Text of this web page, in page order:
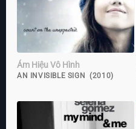
Ám Hiệu Vô Hình
AN INVISIBLE SIGN (2010)